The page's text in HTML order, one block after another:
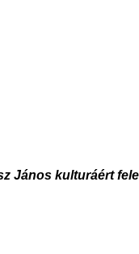
János kulturáért